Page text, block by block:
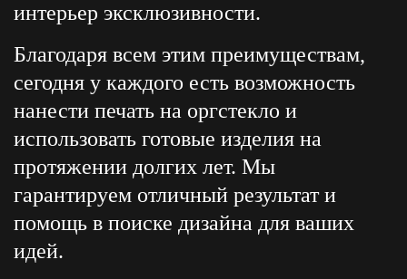
интерьер эксклюзивности.
Благодаря всем этим преимуществам,
сегодня у каждого есть возможность
нанести печать на оргстекло и
использовать готовые изделия на
протяжении долгих лет. Мы
гарантируем отличный результат и
помощь в поиске дизайна для ваших
идей.